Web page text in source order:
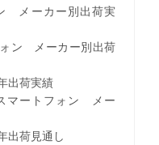
ーカー別出荷実
メーカー別出荷
出荷実績
トフォン メー
荷見通し